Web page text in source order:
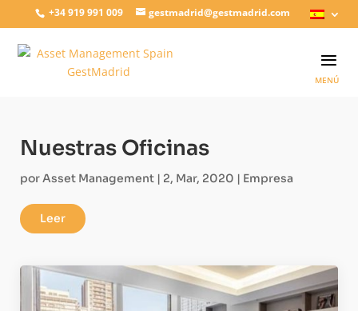
+34 919 991 009 gestmadrid@gestmadrid.com
Nuestras Oficinas
porAsset Management | 2, Mar, 2020 | Empresa
Leer